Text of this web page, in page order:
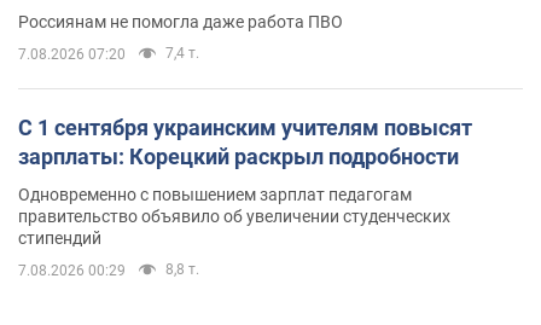
Россиянам не помогла даже работа ПВО
7.08.2026 07:20 7,4 т.
С 1 сентября украинским учителям повысят
зарплаты: Корецкий раскрыл подробности
Одновременно с повышением зарплат педагогам
правительство объявило об увеличении студенческих
стипендий
7.08.2026 00:29 8,8 т.